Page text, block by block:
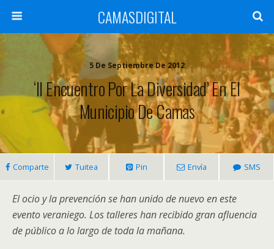
CAMASDIGITAL
5 De Septiembre De 2012
‘II Encuentro Por La Diversidad’ En El
Municipio De Camas
Comparte Tuitea Pin Envía SMS
El ocio y la prevención se han unido de nuevo en este
evento veraniego. Los talleres han recibido gran afluencia
de público a lo largo de toda la mañana.